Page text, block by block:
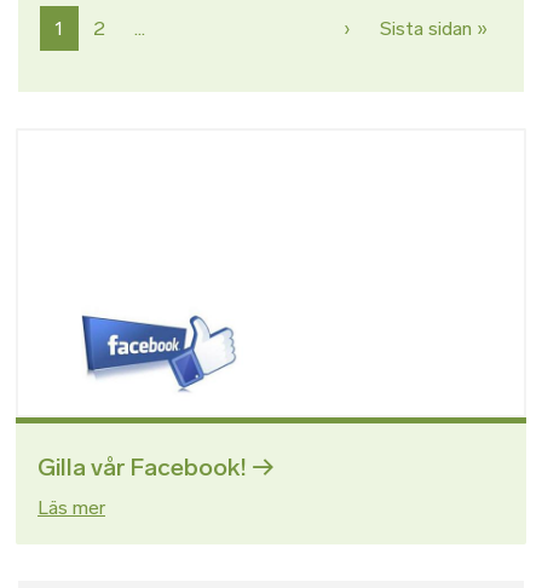
Paginering
1 2 … › Nästa sida
Sista sidan »
Gilla vår Facebook!
Läs mer